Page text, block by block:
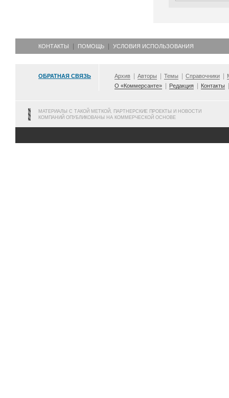
КОНТАКТЫ ПОМОЩЬ УСЛОВИЯ ИСПОЛЬЗОВАНИЯ
ОБРАТНАЯ СВЯЗЬ Архив Авторы Темы Справочники
О «Коммерсанте»
Редакция Контакты
МАТЕРИАЛЫ С ТАКОЙ МЕТКОЙ, ПАРТНЕРСКИЕ ПРОЕКТЫ И НОВОСТИ
КОМПАНИЙ ОПУБЛИКОВАНЫ НА КОММЕРЧЕСКОЙ ОСНОВЕ